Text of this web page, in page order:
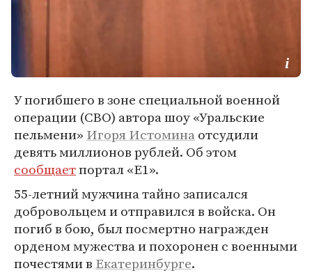
У погибшего в зоне специальной военной
операции (СВО) автора шоу «Уральские
пельмени» Игоря Истоминаотсудили
девять миллионов рублей. Об этом
сообщаетпортал «Е1».
55-летний мужчина тайно записался
добровольцем и отправился в войска. Он
погиб в бою, был посмертно награжден
орденом мужества и похоронен с военными
почестями в Екатеринбурге.